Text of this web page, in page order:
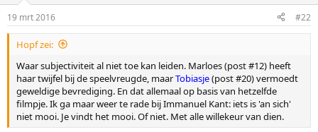
19 mrt 2016 #22
Hopf zei:
Waar subjectiviteit al niet toe kan leiden. Marloes (post #12) heeft
haar twijfel bij de speelvreugde, maarTobiasje(post #20) vermoedt
geweldige bevrediging. En dat allemaal op basis van hetzelfde
filmpje. Ik ga maar weer te rade bij Immanuel Kant: iets is 'an sich'
niet mooi. Je vindt het mooi. Of niet. Met alle willekeur van dien.